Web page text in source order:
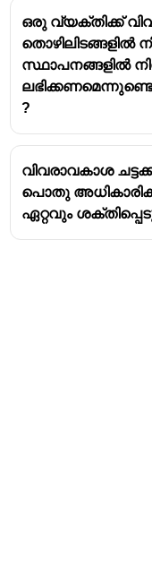
ഒരു വ്യക്തിക്ക്
തൊഴിലിടങ്ങളിൽ
സ്ഥാപനങ്ങളിൽ
?
വിവരാവകാശ
പൊതു
ഏറ്റവും